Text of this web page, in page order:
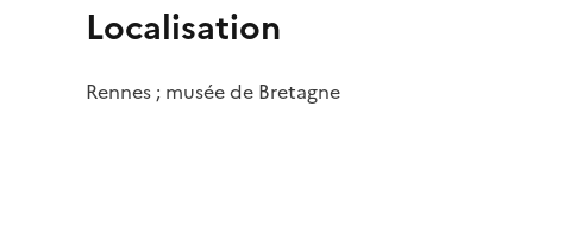
Localisation
Rennes ; musée de Bretagne